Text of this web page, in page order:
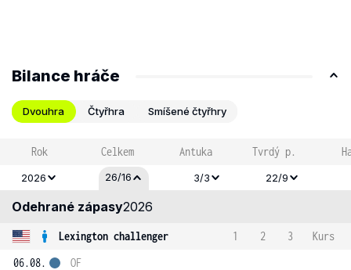
Bilance hráče
Dvouhra Čtyřhra Smíšené čtyřhry
Rok Celkem Antuka Tvrdý p.
2026 26/16 3/3 22/9
Odehrané zápasy2026
Lexington challenger 1 2 3
Kurs
06.08.
OF